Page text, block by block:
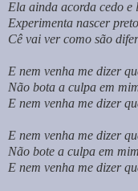
Ela ainda acorda cedo e
Experimenta nascer
Cê vai ver como são
E nem venha me dizer
Não bota a culpa em
E nem venha me dizer
E nem venha me dizer
Não bote a culpa em
E nem venha me dizer